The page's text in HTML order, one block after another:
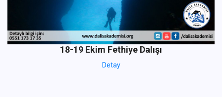
18-19 Ekim Fethiye Dalışı
Detay